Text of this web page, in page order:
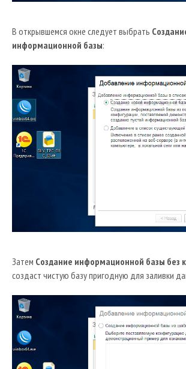
В открывшемся окне следует выбрать
информационной базы:
Затем Создание информационной базы без
создаст чистую базу пригодную для заливки